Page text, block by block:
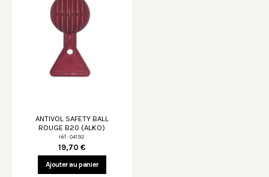
ANTIVOL SAFETY BALL
ROUGE B20 (ALKO)
réf : 04192
19,70 €
Ajouter au panier